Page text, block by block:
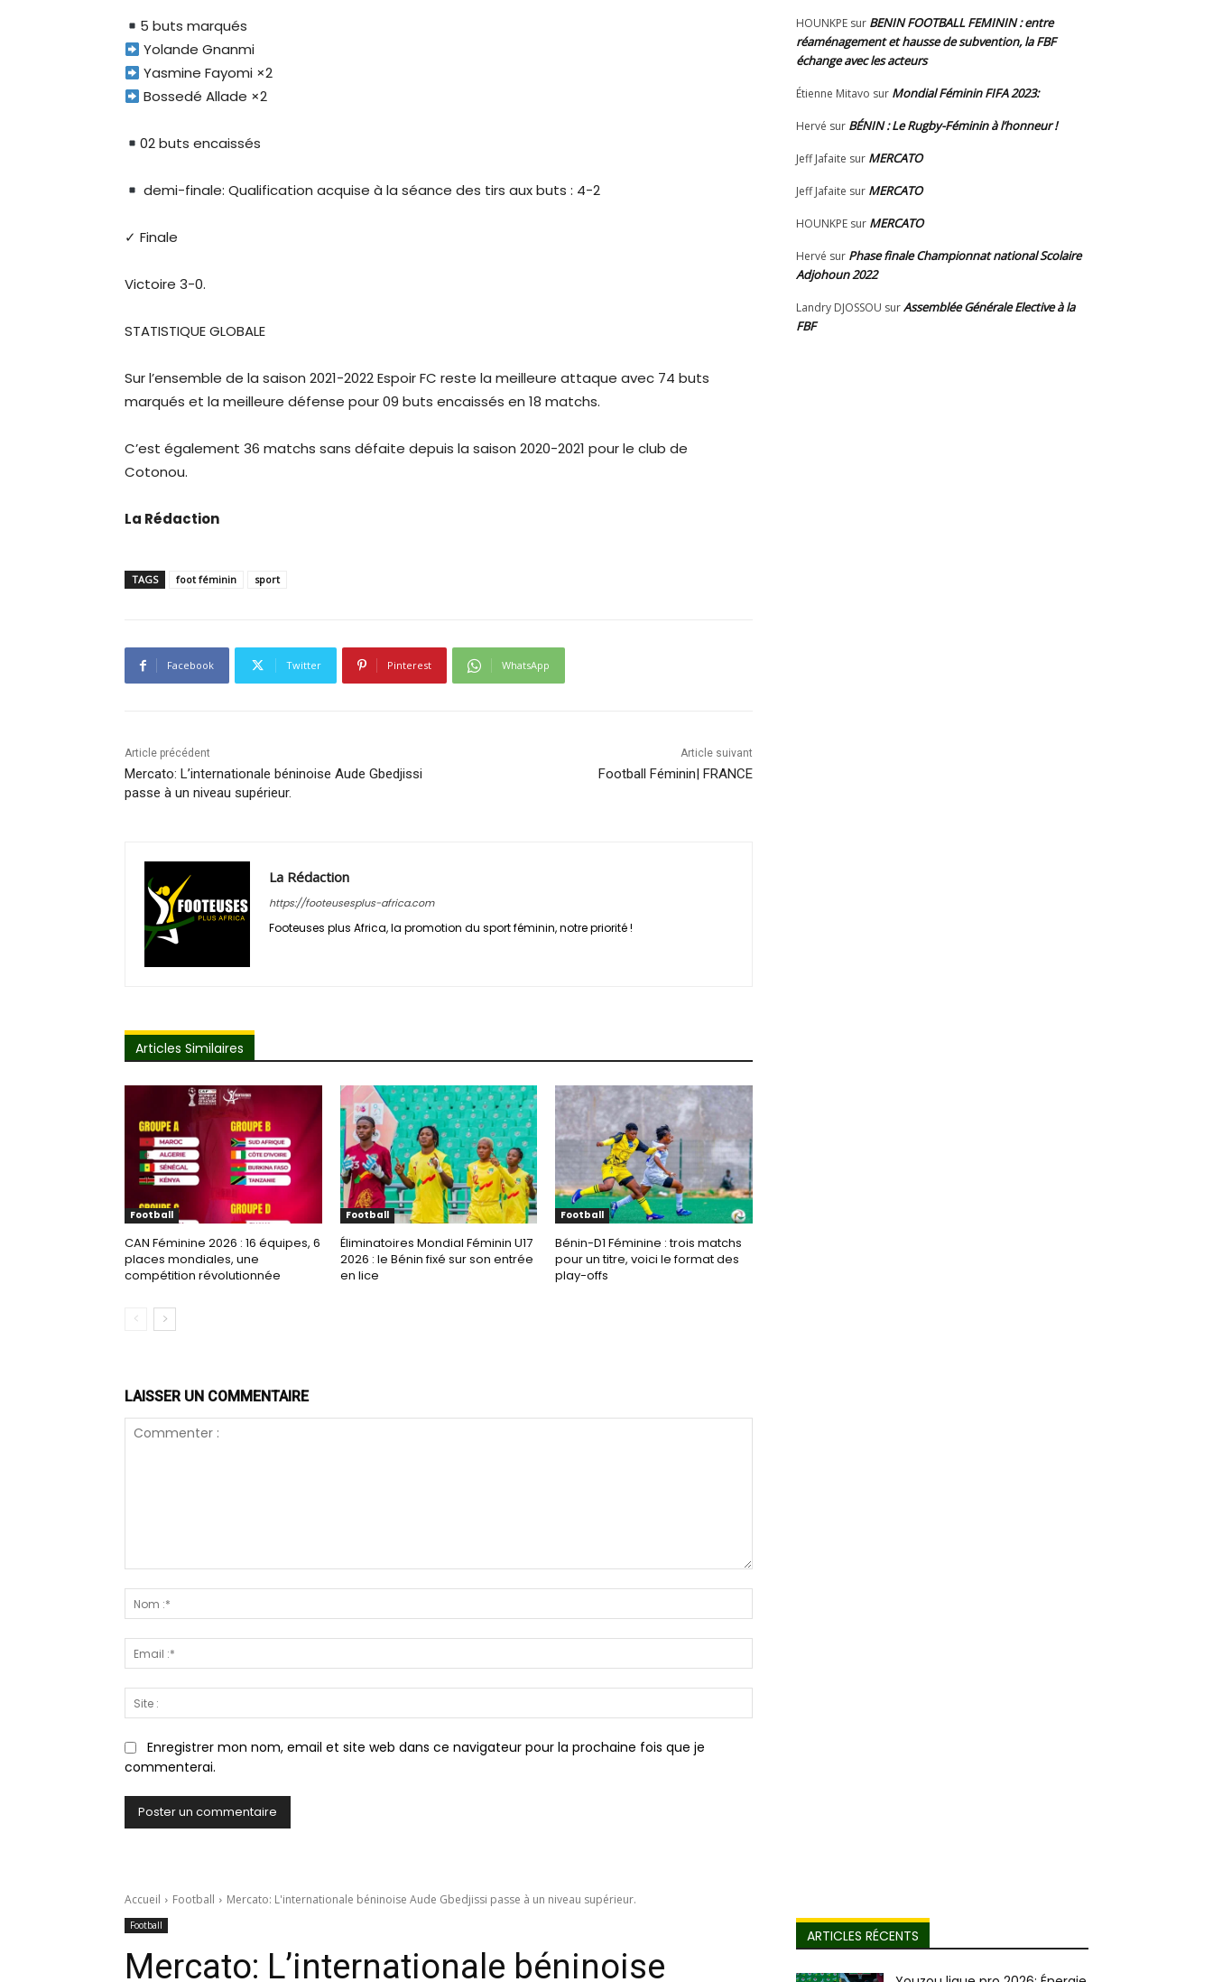
5 buts marqués
Yolande Gnanmi
Yasmine Fayomi ×2
Bossedé Allade ×2
02 buts encaissés
demi-finale: Qualification acquise à la séance des tirs aux buts : 4-2
✓ Finale
Victoire 3-0.
STATISTIQUE GLOBALE
Sur l’ensemble de la saison 2021-2022 Espoir FC reste la meilleure attaque avec 74 buts
marqués et la meilleure défense pour 09 buts encaissés en 18 matchs.
C’est également 36 matchs sans défaite depuis la saison 2020-2021 pour le club de
Cotonou.
La Rédaction
TAGS foot féminin sport
Facebook Twitter Pinterest WhatsApp
Article précédent
Mercato: L’internationale béninoise Aude Gbedjissi
passe à un niveau supérieur.
Article suivant
Football Féminin| FRANCE
La Rédaction
https://footeusesplus-africa.com
Footeuses plus Africa, la promotion du sport féminin, notre priorité !
Articles Similaires
Football
CAN Féminine 2026 : 16 équipes, 6
places mondiales, une
compétition révolutionnée
Football
Éliminatoires Mondial Féminin U17
2026 : le Bénin fixé sur son entrée
en lice
Football
Bénin-D1 Féminine : trois matchs
pour un titre, voici le format des
play-offs
LAISSER UN COMMENTAIRE
:*
:*
:
Enregistrer mon nom, email et site web dans ce navigateur pour la prochaine fois que je
commenterai.
HOUNKPE sur BENIN FOOTBALL FEMININ : entre
réaménagement et hausse de subvention, la FBF
échange avec les acteurs
Étienne Mitavo sur Mondial Féminin FIFA 2023:
Hervé sur BÉNIN : Le Rugby-Féminin à l’honneur !
Jeff Jafaite sur MERCATO
Jeff Jafaite sur MERCATO
HOUNKPE sur MERCATO
Hervé sur Phase finale Championnat national Scolaire
Adjohoun 2022
Landry DJOSSOU surAssemblée Générale Elective à la
FBF